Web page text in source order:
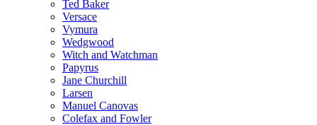
Ted Baker
Versace
Vymura
Wedgwood
Witch and Watchman
Papyrus
Jane Churchill
Larsen
Manuel Canovas
Colefax and Fowler